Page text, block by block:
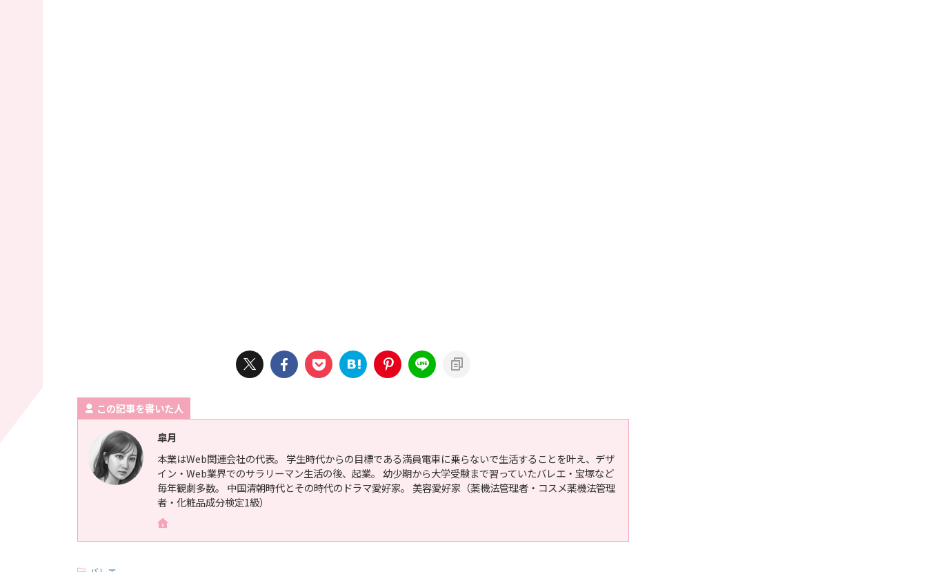
この記事を書いた人
皐月
本業はWeb関連会社の代表。 学生時代からの目標である満員電車に乗らないで生活することを叶え、デザ
イン・Web業界でのサラリーマン生活の後、起業。 幼少期から大学受験まで習っていたバレエ・宝塚など
毎年観劇多数。 中国清朝時代とその時代のドラマ愛好家。 美容愛好家（薬機法管理者・コスメ薬機法管理
者・化粧品成分検定1級）